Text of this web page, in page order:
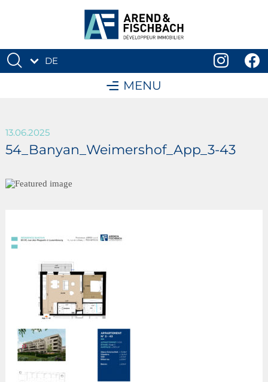
DE
MENU
13.06.2025
54_Banyan_Weimershof_App_3-43